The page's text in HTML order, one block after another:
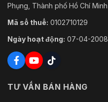
Phụng, Thành phố Hồ Chí Minh
Mã số thuế: 0102710129
Ngày hoạt động: 07-04-2008
TƯ VẤN BÁN HÀNG